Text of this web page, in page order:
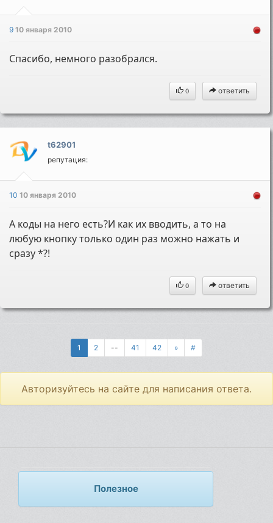
910 января 2010
Спасибо, немного разобрался.
0 ответить
t62901
репутация:
1010 января 2010
А коды на него есть?И как их вводить, а то на
любую кнопку только один раз можно нажать и
сразу *?!
0 ответить
1 2 -- 41 42 » #
Авторизуйтесь на сайте для написания ответа.
Полезное